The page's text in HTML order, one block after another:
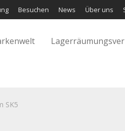
Besuchen News Über uns
SK5